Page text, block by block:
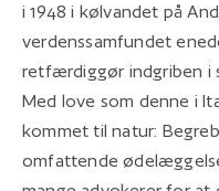
i 1948 i kølvandet på
verdenssamfundet
retfærdiggør indgriben i
Med love som denne i
kommet til natur:
omfattende